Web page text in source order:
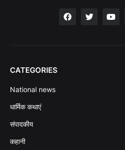
CATEGORIES
National news
धार्मिक कथाएं
संपादकीय
कहानी